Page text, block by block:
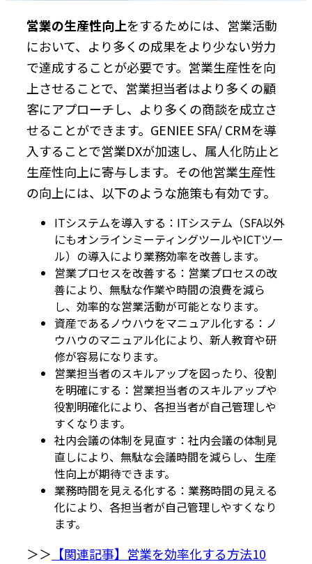
営業の生産性向上をするためには、営業活動
において、より多くの成果をより少ない労力
で達成することが必要です。営業生産性を向
上させることで、営業担当者はより多くの顧
客にアプローチし、より多くの商談を成立さ
せることができます。GENIEE SFA/ CRMを導
入することで営業DXが加速し、属人化防止と
生産性向上に寄与します。その他営業生産性
の向上には、以下のような施策も有効です。
ITシステムを導入する：ITシステム（SFA以外
にもオンラインミーティングツールやICTツー
ル）の導入により業務効率を改善します。
営業プロセスを改善する：営業プロセスの改
善により、無駄な作業や時間の浪費を減ら
し、効率的な営業活動が可能となります。
資産であるノウハウをマニュアル化する：ノ
ウハウのマニュアル化により、新人教育や研
修が容易になります。
営業担当者のスキルアップを図ったり、役割
を明確にする：営業担当者のスキルアップや
役割明確化により、各担当者が自己管理しや
すくなります。
社内会議の体制を見直す：社内会議の体制見
直しにより、無駄な会議時間を減らし、生産
性向上が期待できます。
業務時間を見える化する：業務時間の見える
化により、各担当者が自己管理しやすくなり
ます。
＞＞ 【関連記事】営業を効率化する方法10